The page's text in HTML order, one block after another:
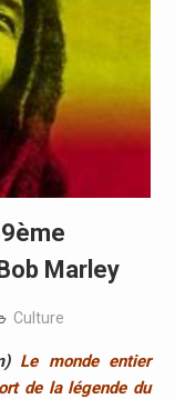
Marley
Culture
Le monde entier
de la légende du